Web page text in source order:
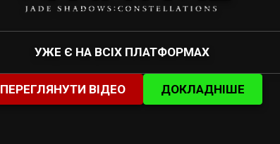
УЖЕ Є НА ВСІХ ПЛАТФОРМАХ
ПЕРЕГЛЯНУТИ ВІДЕО ДОКЛАДНІШЕ